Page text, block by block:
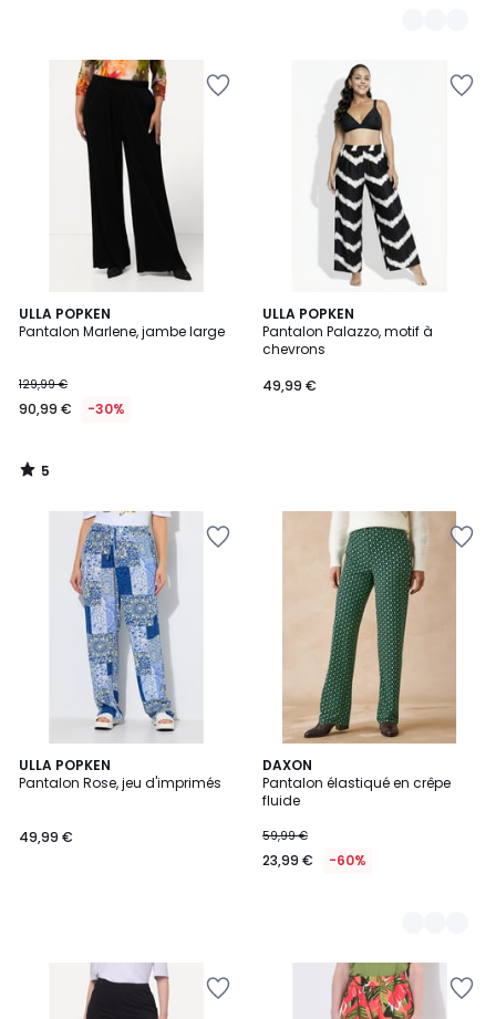
ULLA POPKEN
Pantalon Marlene, jambe large
129,99 €
90,99 € -30%
5
/
5
/
ULLA POPKEN
Pantalon Palazzo, motif à
chevrons
49,99 €
ULLA POPKEN
Pantalon Rose, jeu d'imprimés
49,99 €
DAXON
Pantalon élastiqué en crêpe
fluide
59,99 €
23,99 € -60%
2
Couleurs